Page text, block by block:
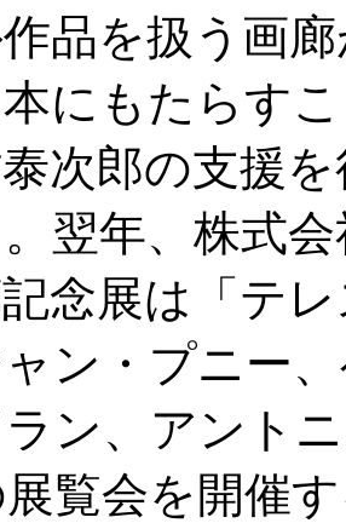
品を扱う画
にもたらす
次郎の支援
翌年、株式
念展は「テ
ン・プニー
ラン、アント
覧会を開催